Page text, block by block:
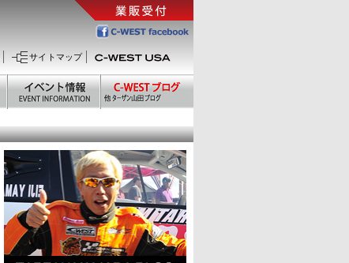
サイトマップ